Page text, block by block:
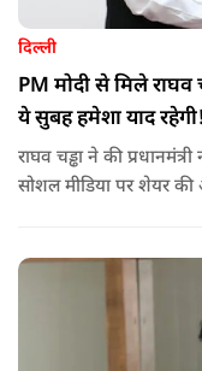
दिल्ली
PM मोदी से मिले राघव
ये सुबह हमेशा याद रहेगी!
राघव चड्ढा ने की
सोशल मीडिया पर शेयर की